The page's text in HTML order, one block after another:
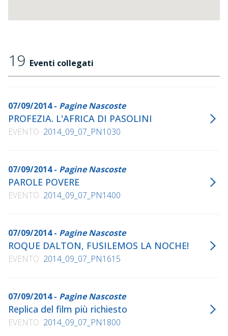
19 Eventi collegati
07/09/2014 - Pagine Nascoste
PROFEZIA. L'AFRICA DI PASOLINI
EVENTO 2014_09_07_PN1030
07/09/2014 - Pagine Nascoste
PAROLE POVERE
EVENTO 2014_09_07_PN1400
07/09/2014 - Pagine Nascoste
ROQUE DALTON, FUSILEMOS LA NOCHE!
EVENTO 2014_09_07_PN1615
07/09/2014 - Pagine Nascoste
Replica del film più richiesto
EVENTO 2014_09_07_PN1800